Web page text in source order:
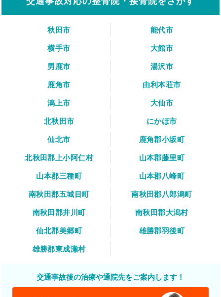
秋田市
能代市
横手市
大館市
男鹿市
湯沢市
鹿角市
由利本荘市
潟上市
大仙市
北秋田市
にかほ市
仙北市
鹿角郡小坂町
北秋田郡上小阿仁村
山本郡藤里町
山本郡三種町
山本郡八峰町
南秋田郡五城目町
南秋田郡八郎潟町
南秋田郡井川町
南秋田郡大潟村
仙北郡美郷町
雄勝郡羽後町
雄勝郡東成瀬村
交通事故後の治療や通院先をご案内します！